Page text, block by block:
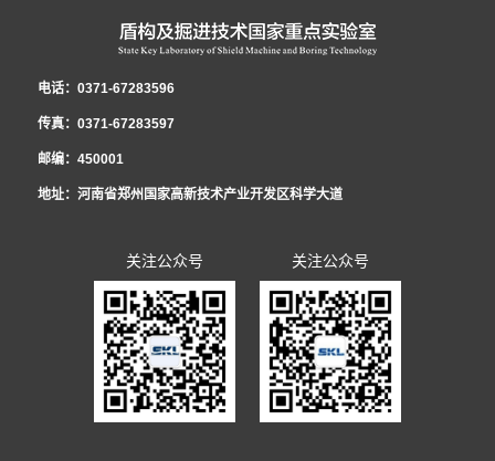
电话：0371-67283596
传真：0371-67283597
邮编：450001
地址：河南省郑州国家高新技术产业开发区科学大道
关注公众号 关注公众号